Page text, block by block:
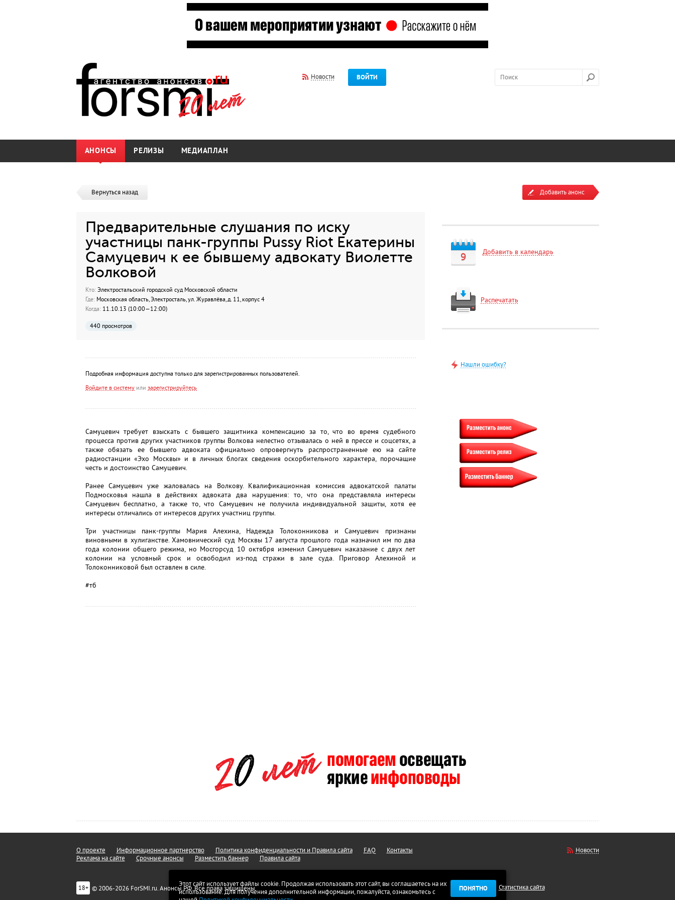
Новости ВОЙТИ
АНОНСЫ РЕЛИЗЫ МЕДИАПЛАН
Вернуться назад
Предварительные слушания по иску
участницы панк-группы Pussy Riot Екатерины
Самуцевич к ее бывшему адвокату Виолетте
Волковой
Кто:Электростальский городской суд Московской области
Где:Московская область, Электросталь, ул. Журавлёва, д. 11, корпус 4
Когда:11.10.13 (10:00—12:00)
440 просмотров
Подробная информация доступна только для зарегистрированных пользователей.
Войдите в системуили зарегистрируйтесь
Самуцевич требует взыскать с бывшего защитника компенсацию за то, что во время судебного
процесса против других участников группы Волкова нелестно отзывалась о ней в прессе и соцсетях, а
также обязать ее бывшего адвоката официально опровергнуть распространенные ею на сайте
радиостанции «Эхо Москвы» и в личных блогах сведения оскорбительного характера, порочащие
честь и достоинство Самуцевич.
Ранее Самуцевич уже жаловалась на Волкову. Квалификационная комиссия адвокатской палаты
Подмосковья нашла в действиях адвоката два нарушения: то, что она представляла интересы
Самуцевич бесплатно, а также то, что Самуцевич не получила индивидуальной защиты, хотя ее
интересы отличались от интересов других участниц группы.
Три участницы панк-группы Мария Алехина, Надежда Толоконникова и Самуцевич признаны
виновными в хулиганстве. Хамовнический суд Москвы 17 августа прошлого года назначил им по два
года колонии общего режима, но Мосгорсуд 10 октября изменил Самуцевич наказание с двух лет
колонии на условный срок и освободил из-под стражи в зале суда. Приговор Алехиной и
Толоконниковой был оставлен в силе.
#тб
Добавить анонс
9 Добавить в календарь
Распечатать
Нашли ошибку?
Этот сайт использует файлы cookie. Продолжая использовать этот сайт, вы соглашаетесь на их
использование. Для получения дополнительной информации, пожалуйста, ознакомьтесь с
ПОНЯТНО
О проекте Информационное партнерство Политика конфиденциальности и Правила сайта FAQ
Контакты
Реклама на сайте
Срочные анонсы Разместить баннер Правила сайта
18+ © 2006-2026 ForSMI.ru. Анонсы.РФ. Все права защищены.
Новости
Статистика сайта